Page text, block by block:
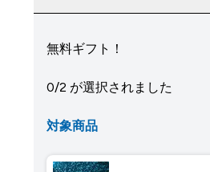
無料ギフト！
0/2 が選択されました
対象商品